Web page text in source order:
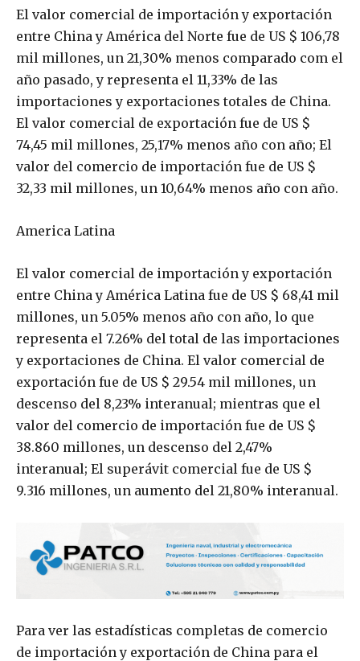
El valor comercial de importación y exportación
entre China y América del Norte fue de US $ 106,78
mil millones, un 21,30% menos comparado com el
año pasado, y representa el 11,33% de las
importaciones y exportaciones totales de China.
El valor comercial de exportación fue de US $
74,45 mil millones, 25,17% menos año con año; El
valor del comercio de importación fue de US $
32,33 mil millones, un 10,64% menos año con año.
America Latina
El valor comercial de importación y exportación
entre China y América Latina fue de US $ 68,41 mil
millones, un 5.05% menos año con año, lo que
representa el 7.26% del total de las importaciones
y exportaciones de China. El valor comercial de
exportación fue de US $ 29.54 mil millones, un
descenso del 8,23% interanual; mientras que el
valor del comercio de importación fue de US $
38.860 millones, un descenso del 2,47%
interanual; El superávit comercial fue de US $
9.316 millones, un aumento del 21,80% interanual.
Para ver las estadísticas completas de comercio
de importación y exportación de China para el